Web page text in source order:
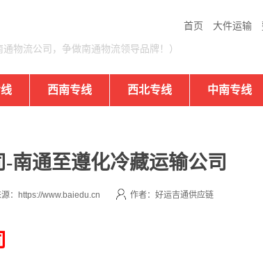
首页 大件运输
通物流公司，争做南通物流领导品牌！）
西南专线 西北专线 中南专线
南通至遵化冷藏运输公司
：https://www.baiedu.cn 作者：好运吉通供应链